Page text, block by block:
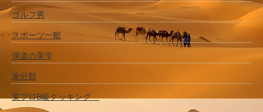
ゴルフ男
スポーツ一般
弾道の美学
未分類
某プロB級クッキング